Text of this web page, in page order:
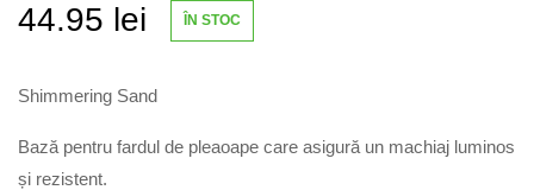
44.95 lei ÎN STOC
Shimmering Sand
Bază pentru fardul de pleaoape care asigură un machiaj luminos
și rezistent.